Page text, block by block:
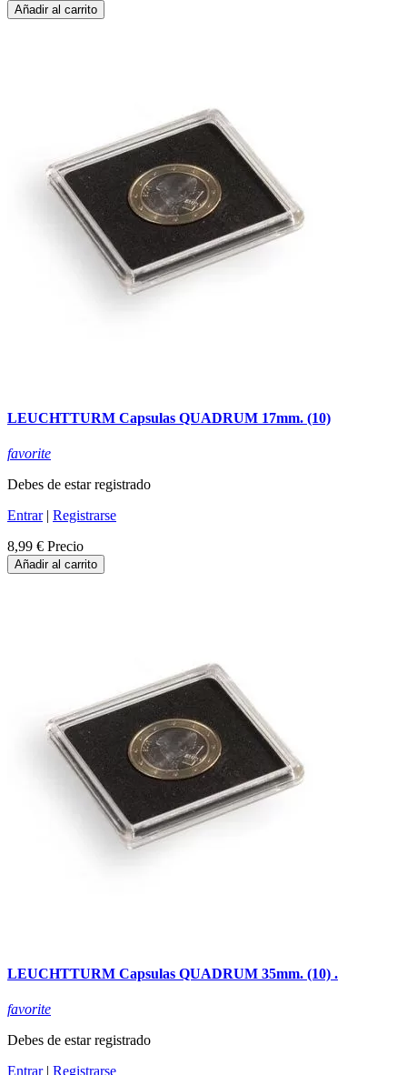
Añadir al carrito
LEUCHTTURM Capsulas QUADRUM 17mm. (10)
favorite
Debes de estar registrado
Entrar| Registrarse
8,99 € Precio
Añadir al carrito
LEUCHTTURM Capsulas QUADRUM 35mm. (10) .
favorite
Debes de estar registrado
Entrar| Registrarse